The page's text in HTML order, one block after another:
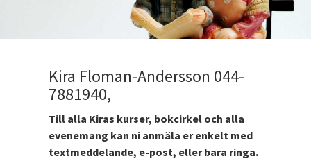
Kira Floman-Andersson 044-
7881940,
Till alla Kiras kurser, bokcirkel och alla
evenemang kan ni anmäla er enkelt med
textmeddelande, e-post, eller bara ringa.